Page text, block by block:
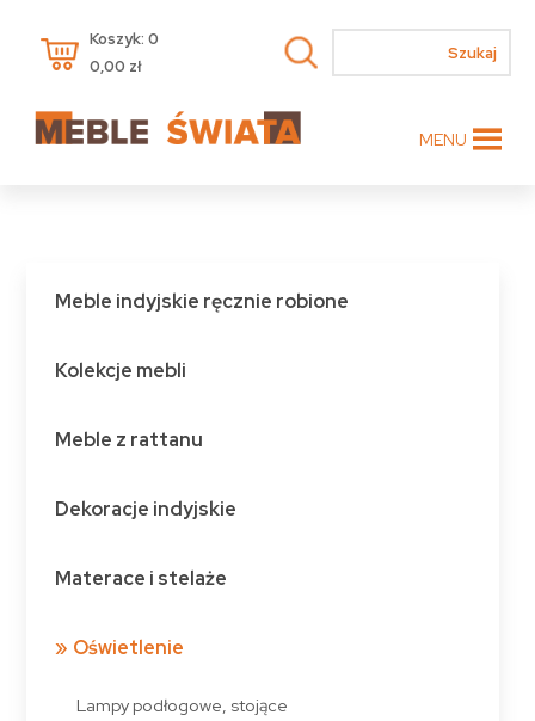
Koszyk: 0
0,00 zł
MENU
Meble indyjskie ręcznie robione
Kolekcje mebli
Meble z rattanu
Dekoracje indyjskie
Materace i stelaże
Oświetlenie
Lampy podłogowe, stojące